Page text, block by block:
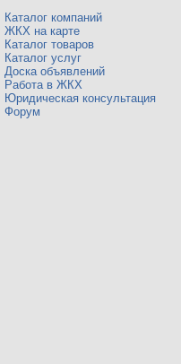
Каталог компаний
ЖКХ на карте
Каталог товаров
Каталог услуг
Доска объявлений
Работа в ЖКХ
Юридическая консультация
Форум